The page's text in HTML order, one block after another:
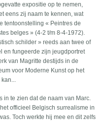
expositie op te nemen,
eens zij naam te kennen, wat
tentoonstelling « Peintres de
belges » (4-2 t/m 8-4-1972).
schilder » reeds aan twee of
en fungeerde zijn jeugdportret
van Magritte destijds in de
voor Moderne Kunst op het
in te zien dat de naam van Marc.
officieel Belgisch surrealisme in
Toch werkte hij mee en dit zelfs